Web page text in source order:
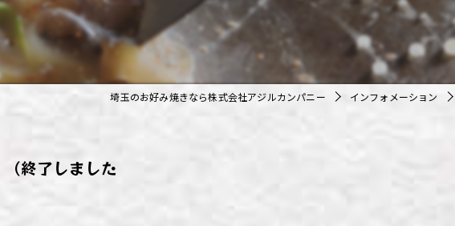
わいず三芳店
わいず東川口店
わいず桶川店
埼玉のお好み焼きなら株式会社アジルカンパニー インフォメーション
終了しました